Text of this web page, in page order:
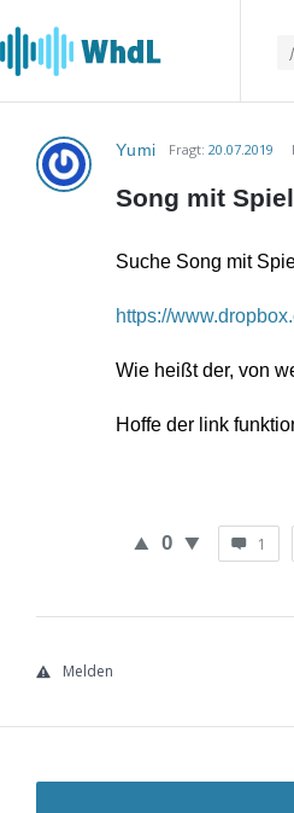
Musikforum
von
Musikforum
WieheisstdasLied.de
Neueste
Yumi Fragt: 20.07.2019
Song mit
Suche Song mit
https://
Wie heißt der, von
Hoffe der link
0 1
Melden